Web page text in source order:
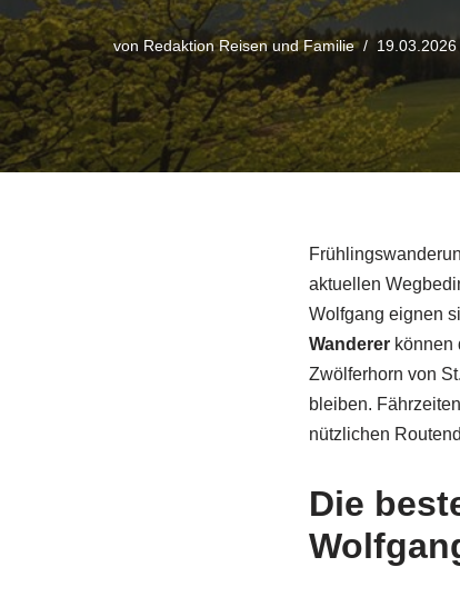
von Redaktion Reisen und Familie 19.03.2026
aktuellen
Wolfgang eignen
Wandererkönnen
Zwölferhorn von
bleiben.
nützlichen
Die